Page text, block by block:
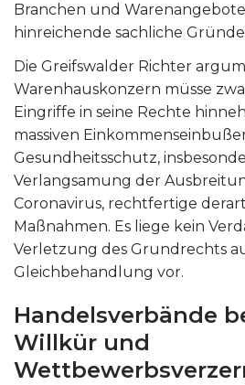
Branchen und
hinreichende sachliche
Die Greifswalder Richter
Warenhauskonzern müsse
Eingriffe in seine Rechte
massiven
Gesundheitsschutz,
Verlangsamung der
Coronavirus, rechtfertige
Maßnahmen. Es liege kein
Verletzung des Grundrechts
Gleichbehandlung vor.
Handelsverbände
Willkür und